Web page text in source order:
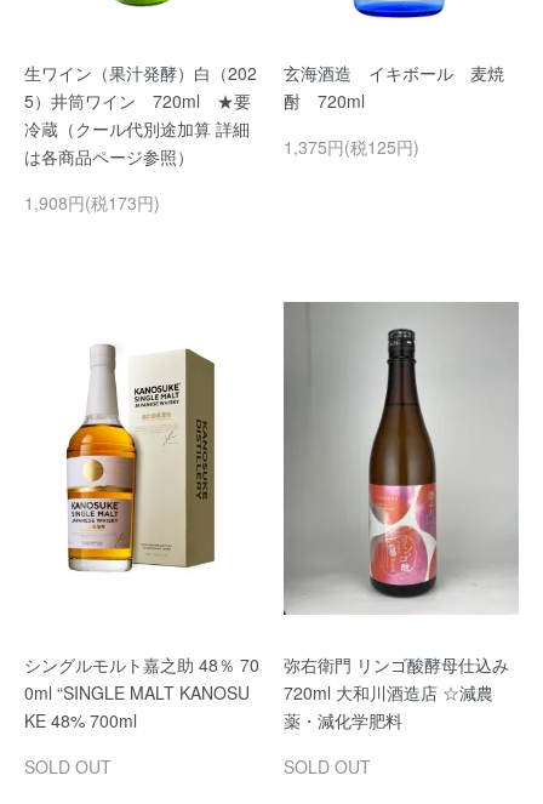
生ワイン（果汁発酵）白（202
5）井筒ワイン 720ml ★要
冷蔵（クール代別途加算 詳細
は各商品ページ参照）
1,908円(税173円)
玄海酒造 イキボール 麦焼
酎 720ml
1,375円(税125円)
シングルモルト嘉之助 48％ 70
0ml “SINGLE MALT KANOSU
KE 48% 700ml
SOLD OUT
弥右衛門 リンゴ酸酵母仕込み
720ml 大和川酒造店 ☆減農
薬・減化学肥料
SOLD OUT